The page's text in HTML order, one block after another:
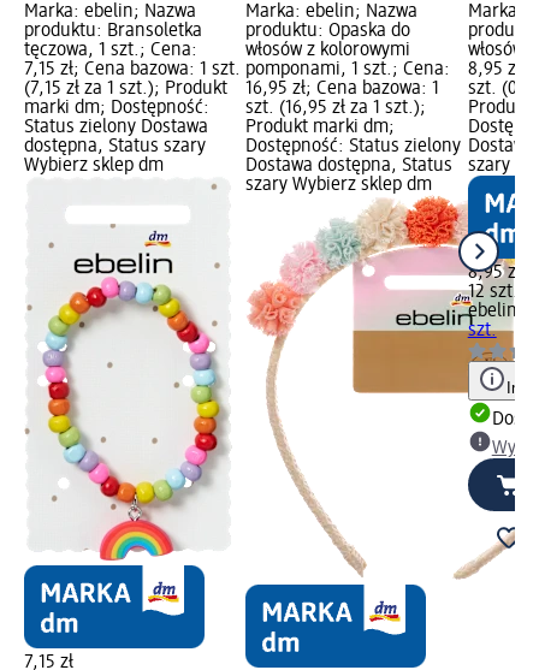
Marka: ebelin; Nazwa
produktu: Bransoletka
tęczowa, 1 szt.; Cena:
7,15 zł; Cena bazowa: 1 szt.
(7,15 zł za 1 szt.); Produkt
marki dm; Dostępność:
Status zielony Dostawa
dostępna, Status szary
Wybierz sklep dm
7,15 zł
Marka: ebelin; Nazwa
produktu: Opaska do
włosów z kolorowymi
pomponami, 1 szt.; Cena:
16,95 zł; Cena bazowa: 1
szt. (16,95 zł za 1 szt.);
Produkt marki dm;
Dostępność: Status zielony
Dostawa dostępna, Status
szary Wybierz sklep dm
Marka:
włosów,
8,95 zł;
szt.
Produkt
szary
8,95 zł
12 szt.
ebelin
szt.